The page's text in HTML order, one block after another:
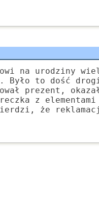
na urodziny
Było to dość
prezent,
z
że